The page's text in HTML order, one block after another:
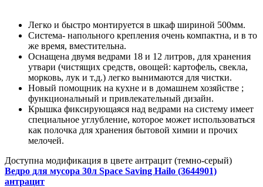
Легко и быстро монтируется в шкаф шириной 500мм.
Система- напольного крепления очень компактна, и в то
же время, вместительна.
Оснащена двумя ведрами 18 и 12 литров, для хранения
утвари (чистящих средств, овощей: картофель, свекла,
морковь, лук и т.д.) легко вынимаются для чистки.
Новый помощник на кухне и в домашнем хозяйстве ;
функциональный и привлекательный дизайн.
Крышка фиксирующаяся над ведрами на систему имеет
специальное углубление, которое может использоваться
как полочка для хранения бытовой химии и прочих
мелочей.
Доступна модификация в цвете антрацит (темно-серый)
Ведро для мусора 30л Space Saving Hailo (3644901)
антрацит